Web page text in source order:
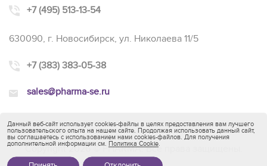
+7 (495) 513-13-54
630090, г. Новосибирск, ул. Николаева 11/5
+7 (383) 383-05-38
sales@pharma-se.ru
Copyright 2026 © PHARMA. Все права защищены.
Данный веб-сайт использует cookies-файлы в целях предоставления вам лучшего
пользовательского опыта на нашем сайте. Продолжая использовать данный сайт,
вы соглашаетесь с использованием нами cookies-файлов. Для получения
дополнительной информации см. Политика Cookie.